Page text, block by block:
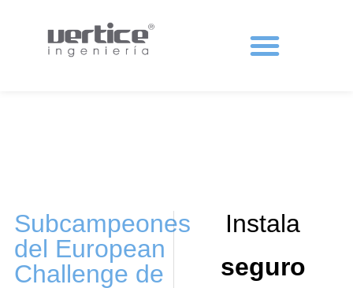
Subcampeones
del European
Challenge de
Instala
seguro